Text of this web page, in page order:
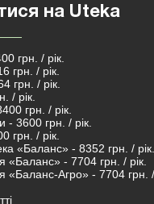
на Uteka
грн. / рік.
грн. / рік.
грн. / рік.
/ рік.
грн. / рік.
- 3600 грн. / рік.
грн. / рік.
«Баланс» - 8352 грн. / рік.
«Баланс» - 7704 грн. / рік.
«Баланс-Агро» - 7704 грн. /